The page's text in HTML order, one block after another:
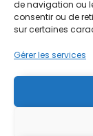
de navigation ou
consentir ou de
sur certaines
Gérer les services